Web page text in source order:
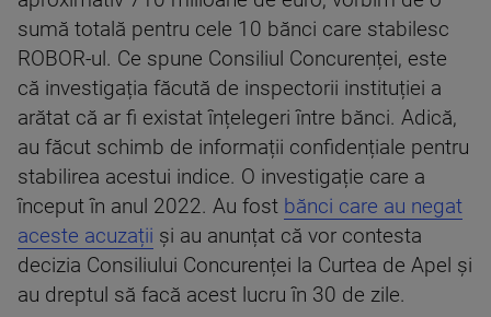
sumă totală pentru cele 10 bănci care stabilesc
ROBOR-ul. Ce spune Consiliul Concurenței, este
că investigația făcută de inspectorii instituției a
arătat că ar fi existat înțelegeri între bănci. Adică,
au făcut schimb de informații confidențiale pentru
stabilirea acestui indice. O investigație care a
început în anul 2022. Au fost bănci care au negat
aceste acuzații și au anunțat că vor contesta
decizia Consiliului Concurenței la Curtea de Apel și
au dreptul să facă acest lucru în 30 de zile.